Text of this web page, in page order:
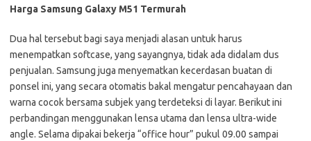
Harga Samsung Galaxy M51 Termurah
Dua hal tersebut bagi saya menjadi alasan untuk harus
menempatkan softcase, yang sayangnya, tidak ada didalam dus
penjualan. Samsung juga menyematkan kecerdasan buatan di
ponsel ini, yang secara otomatis bakal mengatur pencahayaan dan
warna cocok bersama subjek yang terdeteksi di layar. Berikut ini
perbandingan menggunakan lensa utama dan lensa ultra-wide
angle. Selama dipakai bekerja “office hour” pukul 09.00 sampai